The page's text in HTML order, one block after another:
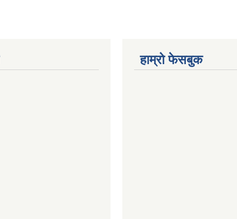
हाम्रो फेसबुक